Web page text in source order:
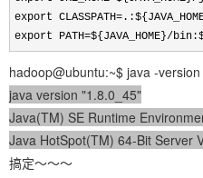
export CLASSPATH
export PATH=${JAVA_HOME}/
hadoop@ubuntu:~$ java -version
java version "1.8.0_45"
Java(TM) SE Runtime
Java HotSpot(TM) 64-Bit Server
搞定～～～